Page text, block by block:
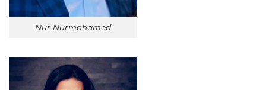
Nur Nurmohamed